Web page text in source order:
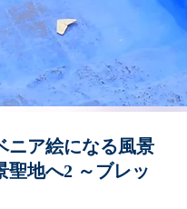
ニア絵になる風景
聖地へ2 ～ブレッ